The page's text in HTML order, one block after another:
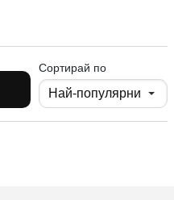
Сортирай по